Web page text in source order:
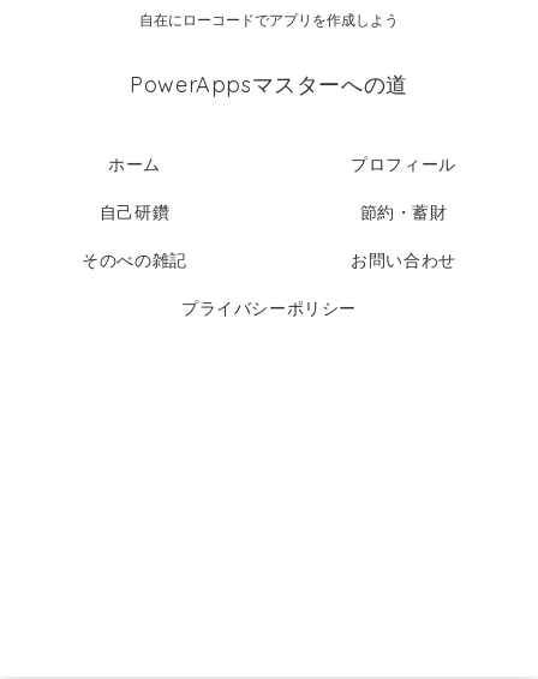
自在にローコードでアプリを作成しよう
PowerAppsマスターへの道
ホーム プロフィール
自己研鑽 節約・蓄財
そのべの雑記 お問い合わせ
プライバシーポリシー